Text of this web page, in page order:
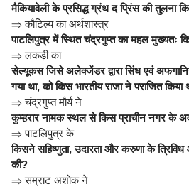
मैकियावेली के प्रसिद्ध ग्रंथ द प्रिंस की तुलना
⇒कौटिल्य का अर्थशास्त्र
पाटलिपुत्र में स्थित चंद्रगुप्त का महल मुख्यतः
⇒ लकड़ी का
सेल्यूकस जिसे अलेक्जेंडर द्वारा सिंध एवं
गया था, को किस भारतीय राजा ने पराजित किया
⇒चंद्रगुप्त मौर्य ने
कुम्हरार नामक स्थल से किस प्राचीन नगर के
⇒ पाटलिपुत्र के
किसने सहिष्णुता, उदारता और करुणा के त्रिविध
की?
⇒सम्राट अशोक ने